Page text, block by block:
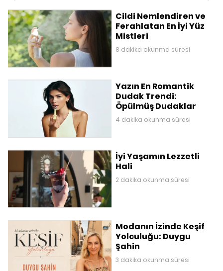
Cildi Nemlendiren ve
Ferahlatan En İyi Yüz
Mistleri
8 dakika okunma süresi
Yazın En Romantik
Dudak Trendi:
Öpülmüş Dudaklar
4 dakika okunma süresi
İyi Yaşamın Lezzetli
Hali
2 dakika okunma süresi
Modanın İzinde Keşif
Yolculuğu: Duygu
Şahin
3 dakika okunma süresi